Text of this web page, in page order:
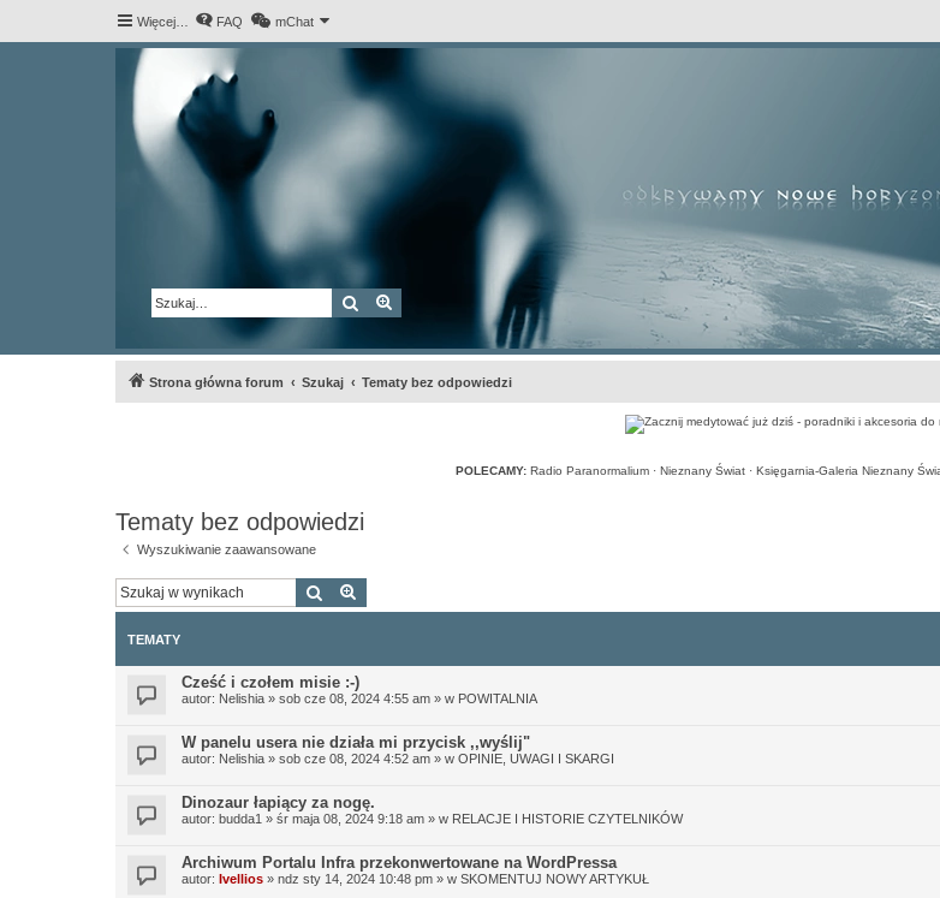
Więcej… FAQ mChat
Szukaj Wyszukiwanie zaawansowane
Strona główna forum Szukaj Tematy bez odpowiedzi
POLECAMY: Radio Paranormalium· Nieznany Świat· Księgarnia-Galeria Nieznany
Tematy bez odpowiedzi
Wyszukiwanie zaawansowane
Szukaj
TEMATY
Cześć i czołem misie :-)
autor: Nelishia » sob cze 08, 2024 4:55 am » w POWITALNIA
W panelu usera nie działa mi przycisk ,,wyślij"
autor: Nelishia » sob cze 08, 2024 4:52 am » w OPINIE, UWAGI I SKARGI
Dinozaur łapiący za nogę.
autor: budda1 » śr maja 08, 2024 9:18 am » w RELACJE I HISTORIE CZYTELNIKÓW
Archiwum Portalu Infra przekonwertowane na WordPressa
autor: Ivellios » ndz sty 14, 2024 10:48 pm » w SKOMENTUJ NOWY ARTYKUŁ